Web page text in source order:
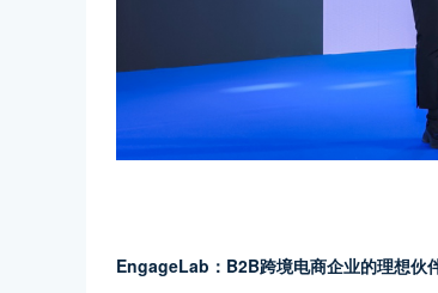
EngageLab：B2B跨境电商企业的理想伙